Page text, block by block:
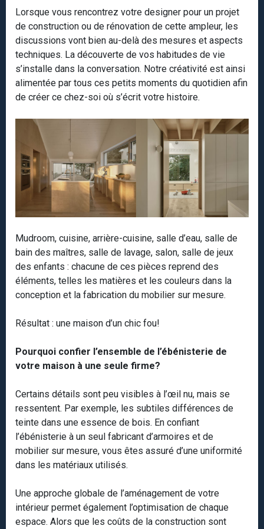
Lorsque vous rencontrez votre designer pour un projet
de construction ou de rénovation de cette ampleur, les
discussions vont bien au-delà des mesures et aspects
techniques. La découverte de vos habitudes de vie
s’installe dans la conversation. Notre créativité est ainsi
alimentée par tous ces petits moments du quotidien afin
de créer ce chez-soi où s’écrit votre histoire.
Mudroom, cuisine, arrière-cuisine, salle d’eau, salle de
bain des maîtres, salle de lavage, salon, salle de jeux
des enfants : chacune de ces pièces reprend des
éléments, telles les matières et les couleurs dans la
conception et la fabrication du mobilier sur mesure.
Résultat : une maison d’un chic fou!
Pourquoi confier l’ensemble de l’ébénisterie de
votre maison à une seule firme?
Certains détails sont peu visibles à l’œil nu, mais se
ressentent. Par exemple, les subtiles différences de
teinte dans une essence de bois. En confiant
l’ébénisterie à un seul fabricant d’armoires et de
mobilier sur mesure, vous êtes assuré d’une uniformité
dans les matériaux utilisés.
Une approche globale de l’aménagement de votre
intérieur permet également l’optimisation de chaque
espace. Alors que les coûts de la construction sont